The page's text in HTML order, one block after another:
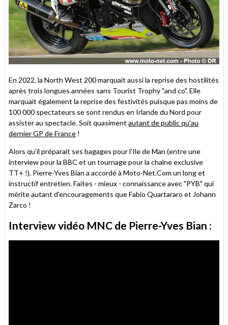
En 2022, la North West 200 marquait aussi la reprise des hostilités
après trois longues années sans Tourist Trophy "and co". Elle
marquait également la reprise des festivités puisque pas moins de
100 000 spectateurs se sont rendus en Irlande du Nord pour
assister au spectacle. Soit quasiment autant de public qu’au
dernier GP de France !
Alors qu’il préparait ses bagages pour l’Ile de Man (entre une
interview pour la BBC et un tournage pour la chaîne exclusive
TT+ !), Pierre-Yves Bian a accordé à Moto-Net.Com un long et
instructif entretien. Faites - mieux - connaissance avec "PYB" qui
mérite autant d’encouragements que Fabio Quartararo et Johann
Zarco !
Interview vidéo MNC de Pierre-Yves Bian :